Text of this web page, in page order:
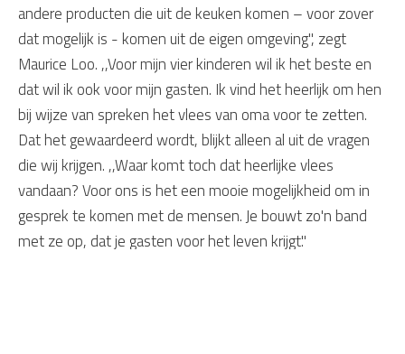
andere producten die uit de keuken komen – voor zover
dat mogelijk is - komen uit de eigen omgeving", zegt
Maurice Loo. ,,Voor mijn vier kinderen wil ik het beste en
dat wil ik ook voor mijn gasten. Ik vind het heerlijk om hen
bij wijze van spreken het vlees van oma voor te zetten.
Dat het gewaardeerd wordt, blijkt alleen al uit de vragen
die wij krijgen. ,,Waar komt toch dat heerlijke vlees
vandaan? Voor ons is het een mooie mogelijkheid om in
gesprek te komen met de mensen. Je bouwt zo'n band
met ze op, dat je gasten voor het leven krijgt."